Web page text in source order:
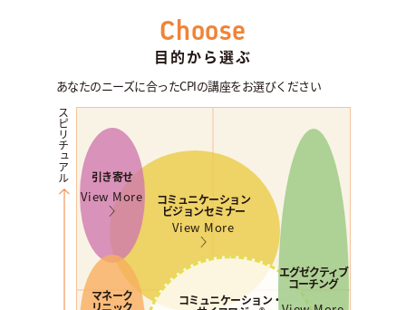
Choose
目的から選ぶ
あなたのニーズに合ったCPIの講座をお選びください
コミュニケーション
ビジョンセミナー
View More
コミュニケーション・
引き寄せ
View More
マネーク
エグゼクティブ
コーチング
スピリチュアル